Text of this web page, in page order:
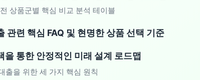
상품군별 핵심 비교 분석 테이블
관련 핵심 FAQ 및 현명한 상품 선택 기준
을 통한 안정적인 미래 설계 로드맵
출을 위한 세 가지 핵심 원칙